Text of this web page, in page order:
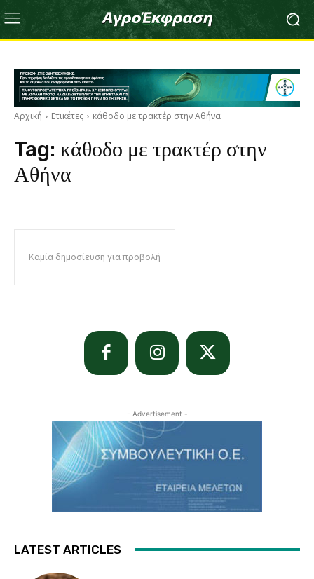
Αρχική Ετικέτες κάθοδο με τρακτέρ στην Αθήνα
Tag: κάθοδο με τρακτέρ στην
Αθήνα
Καμία δημοσίευση για προβολή
- Advertisement -
LATEST ARTICLES